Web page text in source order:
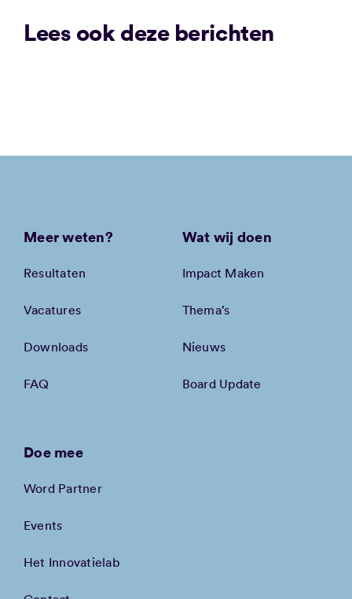
Lees ook deze berichten
Meer weten?
Resultaten
Vacatures
Downloads
FAQ
Wat wij doen
Impact Maken
Thema’s
Nieuws
Board Update
Doe mee
Word Partner
Events
Het Innovatielab